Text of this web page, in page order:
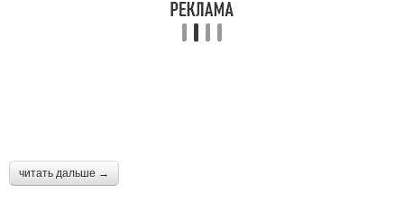
читать дальше →